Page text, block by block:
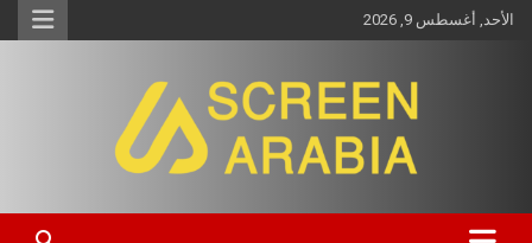
الأحد, أغسطس 9, 2026
Screen Arabia